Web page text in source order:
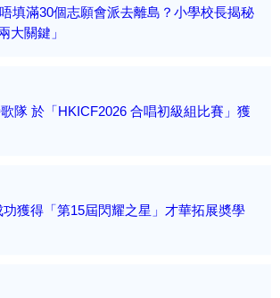
填滿30個志願會派去離島？小學校長揭秘
大關鍵」
隊 於「HKICF2026 合唱初級組比賽」獲
獲得「第15屆閃耀之星」才華拓展奬學